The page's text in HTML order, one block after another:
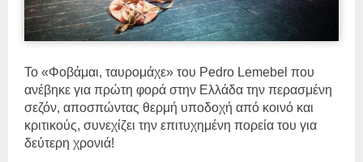
Το «Φοβάμαι, ταυρομάχε» του Pedro Lemebel που
ανέβηκε για πρώτη φορά στην Ελλάδα την περασμένη
σεζόν, αποσπώντας θερμή υποδοχή από κοινό και
κριτικούς, συνεχίζει την επιτυχημένη πορεία του για
δεύτερη χρονιά!